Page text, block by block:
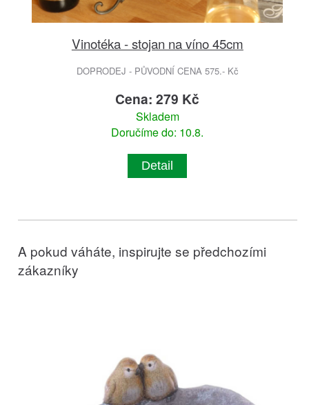
Vinotéka - stojan na víno 45cm
DOPRODEJ - PŮVODNÍ CENA 575.- Kč
Cena: 279 Kč
Skladem
Doručíme do: 10.8.
Detail
A pokud váháte, inspirujte se předchozími
zákazníky